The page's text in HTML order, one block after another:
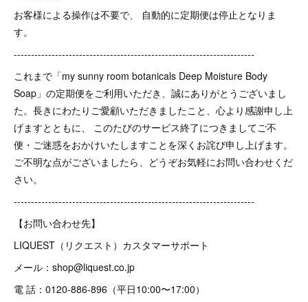
お客様による操作は不要で、 自動的に定期便は停止となりま
す。
----------------------------------------------------------------------
これまで「my sunny room botanicals Deep Moisture Body
Soap」の定期便をご利用いただき、誠にありがとうございまし
た。長きにわたりご愛顧いただきましたこと、心より感謝申し上
げますとともに、 このたびのサービス終了につきましてご不
便・ご迷惑をおかけいたしますことを深くお詫び申し上げます。
ご不明な点がございましたら、どうぞお気軽にお問い合わせくだ
さい。
----------------------------------------------------------------------
【お問い合わせ先】
LIQUEST（リクエスト）カスタマーサポート 
メール：shop@liquest.co.jp
電 話：0120-886-896（平日10:00〜17:00）